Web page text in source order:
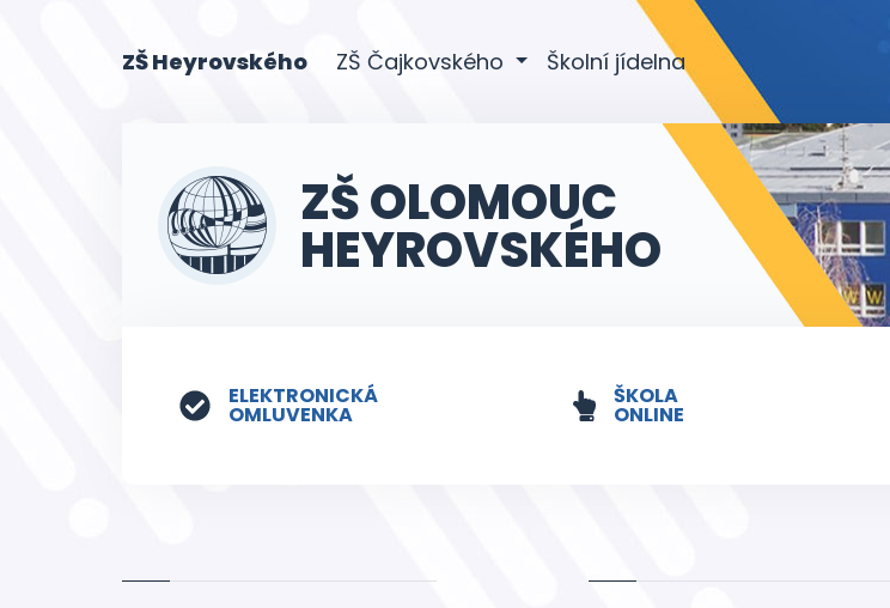
ZŠ Heyrovského(current)
ZŠ Čajkovského Školní jídelna
ZŠ OLOMOUC
HEYROVSKÉHO
ELEKTRONICKÁ
OMLUVENKA
ŠKOLA
ONLINE